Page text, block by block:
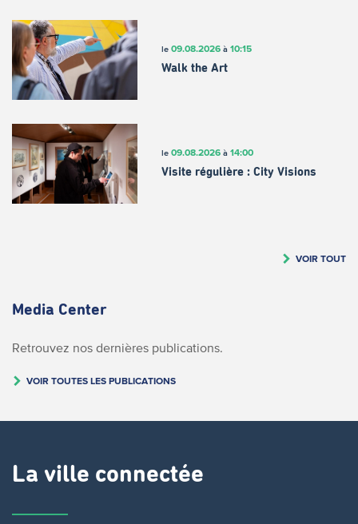
le 09.08.2026à 10:15
Walk the Art
le 09.08.2026à 14:00
Visite régulière : City Visions
VOIR TOUT
Media Center
Retrouvez nos dernières publications.
VOIR TOUTES LES PUBLICATIONS
La ville connectée